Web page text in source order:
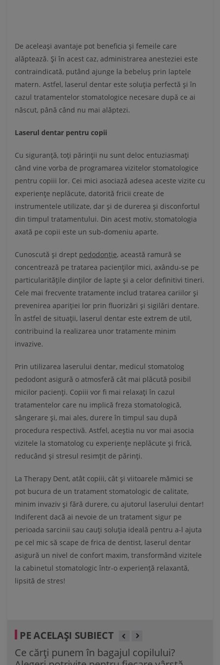
De aceleași avantaje pot beneficia și femeile care
alăptează. Și în acest caz, administrarea anesteziei este
contraindicată, putând ajunge la bebeluș prin laptele
matern. Astfel, laserul dentar este soluția perfectă și în
cazul tratamentelor stomatologice necesare după ce ai
născut, până când nu mai alăptezi.
Laserul dentar pentru copii
Cu siguranță, toți părinții nu sunt deloc entuziasmați
când vine vorba de programarea vizitelor stomatologice
pentru copiii lor. Cei mici asociază adesea aceste vizite cu
experiențe neplăcute, datorită fricii create de
instrumentele utilizate, dar și de durerea și disconfortul
din timpul tratamentului. Din acest motiv, stomatologia
axată pe copii este un sub-domeniu aparte.
Cunoscută și drept pedodonție, această ramură se
concentrează pe tratarea pacienților mici, axându-se pe
particularitățile dinților de lapte și a celor definitivi tineri.
Cele mai frecvente tratamente includ tratarea cariilor și
prevenirea apariției lor prin fluorizări și sigilări dentare.
În astfel de situații, laserul dentar este extrem de util,
contribuind la realizarea unor tratamente minim
invazive.
Prin utilizarea laserului dentar, medicul stomatolog
pedodont asigură o atmosferă cât mai plăcută posibil
micilor pacienți. Copiii vor fi mai relaxați în cazul
tratamentelor care nu implică freza stomatologică,
sângerare și, mai ales, durere în timpul sau după
procedura respectivă. Astfel, aceștia nu vor mai asocia
vizitele la stomatolog cu experiențe neplăcute și frică,
reducând și stresul resimțit de părinți.
La Therapy Dent, atât copiii, cât și viitoarele mămici se
pot bucura de un tratament stomatologic de calitate,
minim invaziv și fără durere, cu ajutorul laserului dentar!
Indiferent dacă ai nevoie de un tratament sigur pe
perioada sarcinii sau cauți soluția ideală pentru a-l ajuta
pe cel mic să scape de frica de dentist, laserul dentar
asigură un nivel de confort maxim, transformând vizitele
la cabinetul stomatologic într-o experiență relaxantă,
lipsită de stres!
PE ACELAȘI SUBIECT
Ce cărți punem în bagajul copilului?